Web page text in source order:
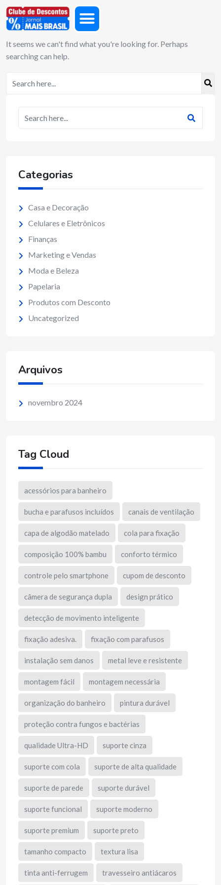
It seems we can't find what you're looking for. Perhaps
searching can help.
Categorias
Casa e Decoração
Celulares e Eletrônicos
Finanças
Marketing e Vendas
Moda e Beleza
Papelaria
Produtos com Desconto
Uncategorized
Arquivos
novembro 2024
Tag Cloud
acessórios para banheiro
bucha e parafusos incluídos canais de ventilação
capa de algodão matelado cola para fixação
composição 100% bambu conforto térmico
controle pelo smartphone cupom de desconto
câmera de segurança dupla design prático
detecção de movimento inteligente
fixação adesiva. fixação com parafusos
instalação sem danos metal leve e resistente
montagem fácil montagem necessária
organização do banheiro pintura durável
proteção contra fungos e bactérias
qualidade Ultra-HD suporte cinza
suporte com cola suporte de alta qualidade
suporte de parede suporte durável
suporte funcional suporte moderno
suporte premium suporte preto
tamanho compacto textura lisa
tinta anti-ferrugem travesseiro antiácaros